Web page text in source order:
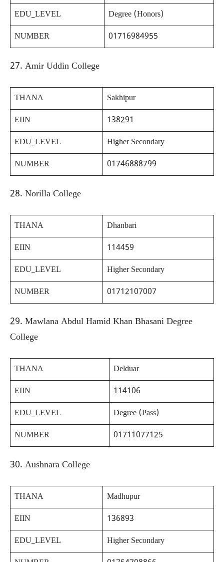
EDU_LEVEL
Degree (Honors)
NUMBER
01716984955
27. Amir Uddin College
THANA
Sakhipur
EIIN
138291
EDU_LEVEL
Higher Secondary
NUMBER
01746888799
28. Norilla College
THANA
Dhanbari
EIIN
114459
EDU_LEVEL
Higher Secondary
NUMBER
01712107007
29. Mawlana Abdul Hamid Khan Bhasani Degree
College
THANA
Delduar
EIIN
114106
EDU_LEVEL
Degree (Pass)
NUMBER
01711077125
30. Aushnara College
THANA
Madhupur
EIIN
136893
EDU_LEVEL
Higher Secondary